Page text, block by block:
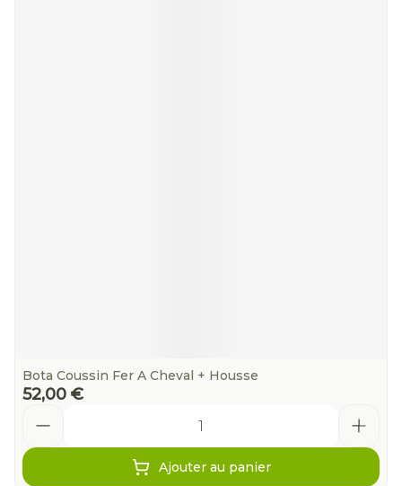
Bota Coussin Fer A Cheval + Housse
52,00 €
Ajouter au panier